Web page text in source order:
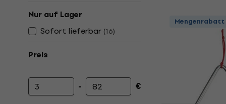
Nur auf Lager
Sofort lieferbar (16)
Preis
Mindestpreis
- Höchstpreis €
Mengenrabatt